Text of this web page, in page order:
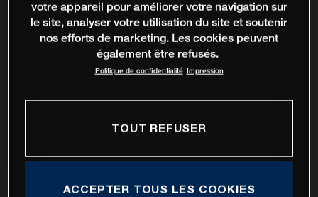
votre appareil pour améliorer votre navigation sur
le site, analyser votre utilisation du site et soutenir
nos efforts de marketing. Les cookies peuvent
également être refusés.
Politique de confidentialité Impression
TOUT REFUSER
ACCEPTER TOUS LES COOKIES